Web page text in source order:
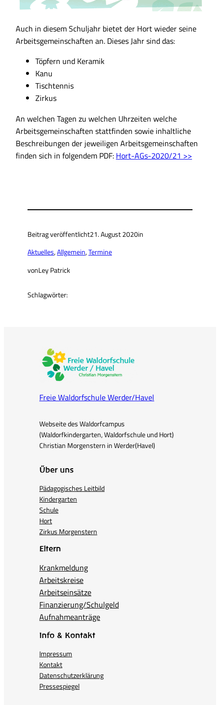
Auch in diesem Schuljahr bietet der Hort wieder seine
Arbeitsgemeinschaften an. Dieses Jahr sind das:
Töpfern und Keramik
Kanu
Tischtennis
Zirkus
An welchen Tagen zu welchen Uhrzeiten welche
Arbeitsgemeinschaften stattfinden sowie inhaltliche
Beschreibungen der jeweiligen Arbeitsgemeinschaften
finden sich in folgendem PDF: Hort-AGs-2020/21 >>
Beitrag veröffentlicht21. August 2020in
Aktuelles, Allgemein, Termine
vonLey Patrick
Schlagwörter:
Freie Waldorfschule Werder/Havel
Webseite des Waldorfcampus
(Waldorfkindergarten, Waldorfschule und Hort)
Christian Morgenstern in Werder(Havel)
Über uns
Pädagogisches Leitbild
Kindergarten
Schule
Hort
Zirkus Morgenstern
Eltern
Krankmeldung
Arbeitskreise
Arbeitseinsätze
Finanzierung/Schulgeld
Aufnahmeanträge
Info & Kontakt
Impressum
Kontakt
Datenschutzerklärung
Pressespiegel